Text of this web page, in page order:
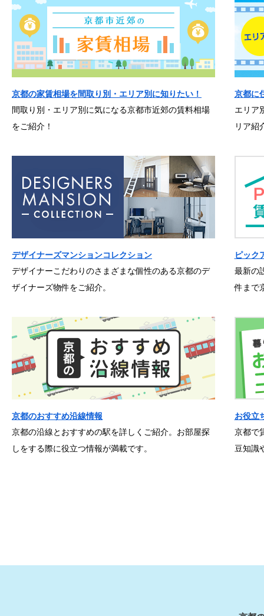
京都の家賃相場を間取り別・エリア別に知りたい！
間取り別・エリア別に気になる京都市近郊の賃料相場
をご紹介！
京都に
エリア
リア紹
デザイナーズマンションコレクション
デザイナーこだわりのさまざまな個性のある京都のデ
ザイナーズ物件をご紹介。
ピック
最新の
件まで
京都のおすすめ沿線情報
京都の沿線とおすすめの駅を詳しくご紹介。お部屋探
しをする際に役立つ情報が満載です。
お役立
京都で
豆知識